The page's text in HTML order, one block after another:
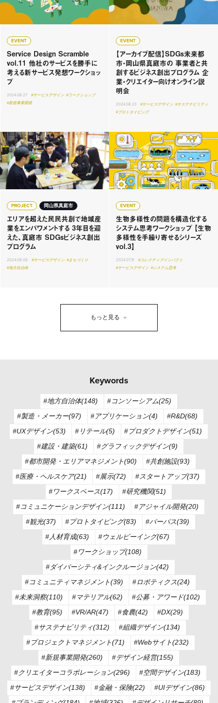
EVENT
Service Design Scramble
vol.11 他社のサービスを勝手に
考える新サービス発想ワークショッ
プ
2024.08.27 #サービスデザイン #ワークショップ
#新規事業開発
EVENT
【アーカイブ配信】SDGs未来都
市・岡山県真庭市の 事業者と共
創するビジネス創出プログラム 企
業・クリエイター向けオンライン説
明会
2024.08.23 #サービスデザイン #サステナビリティ
#プロトタイピング
PROJECT 岡山県真庭市
エリアを超えた民民共創で地域産
業をエンパワメントする 3年目を迎
えた、真庭市 SDGsビジネス創出
プログラム
2024.08.08 #サービスデザイン #まちづくり
#地方自治体
EVENT
生物多様性の問題を構造化する
システム思考ワークショップ 【生物
多様性を手繰り寄せるシリーズ
vol.3】
2024.07.31
#コレクティブインパクト
#サービスデザイン #システム思考
もっと見る
Keywords
#地方自治体(148)
#コンソーシアム(25)
#製造・メーカー(97)
#アプリケーション(4)
#R&D(68)
#UXデザイン(53)
#リテール(5)
#プロダクトデザイン(51)
#建設・建築(61)
#グラフィックデザイン(9)
#都市開発・エリアマネジメント(90)
#共創施設(93)
#医療・ヘルスケア(21)
#展示(72)
#スタートアップ(37)
#ワークスペース(17)
#研究機関(51)
#コミュニケーションデザイン(111)
#アジャイル開発(20)
#観光(37)
#プロトタイピング(83)
#パーパス(39)
#人材育成(63)
#ウェルビーイング(67)
#ワークショップ(108)
#ダイバーシティ&インクルージョン(42)
#コミュニティマネジメント(39)
#ロボティクス(24)
#未来洞察(110)
#マテリアル(62)
#公募・アワード(102)
#教育(95)
#VR/AR(47) #食農(42)
#DX(29)
#サステナビリティ(312)
#組織デザイン(134)
#プロジェクトマネジメント(71)
#Webサイト(232)
#新規事業開発(260)
#デザイン経営(155)
#クリエイターコラボレーション(296)
#空間デザイン(183)
#サービスデザイン(138)
#金融・保険(22)
#UIデザイン(86)